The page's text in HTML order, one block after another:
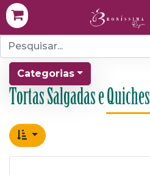
Categorias
Tortas Salgadas e Quiches